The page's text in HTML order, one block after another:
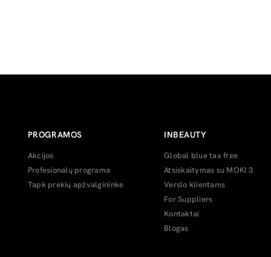
PROGRAMOS
Akcijos
Profesionalų programa
Tapk prekių apžvalgininke
INBEAUTY
Global blue tax free
Atsiskaitymas su MOKI 3
Verslo klientams
For Suppliers
Kontaktai
Blogas